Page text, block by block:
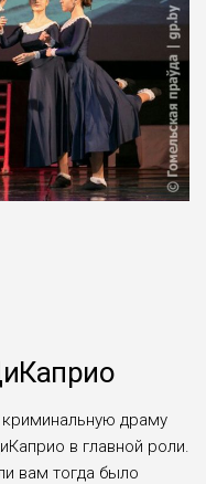
драму
в главной роли.
вам тогда было